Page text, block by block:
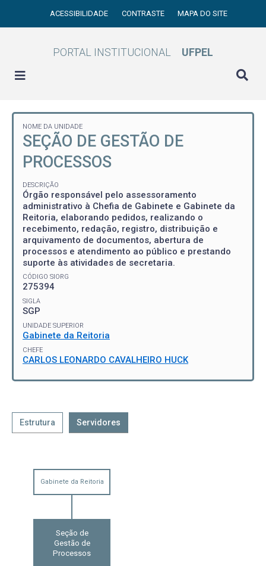
ACESSIBILIDADE CONTRASTE MAPA DO SITE
PORTAL INSTITUCIONAL UFPEL
NOME DA UNIDADE
SEÇÃO DE GESTÃO DE
PROCESSOS
DESCRIÇÃO
Órgão responsável pelo assessoramento
administrativo à Chefia de Gabinete e Gabinete da
Reitoria, elaborando pedidos, realizando o
recebimento, redação, registro, distribuição e
arquivamento de documentos, abertura de
processos e atendimento ao público e prestando
suporte às atividades de secretaria.
CÓDIGO SIORG
275394
SIGLA
SGP
UNIDADE SUPERIOR
Gabinete da Reitoria
CHEFE
CARLOS LEONARDO CAVALHEIRO HUCK
Estrutura Servidores
Gabinete da Reitoria
Seção de
Gestão de
Processos